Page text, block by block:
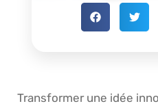
Transformer une idée